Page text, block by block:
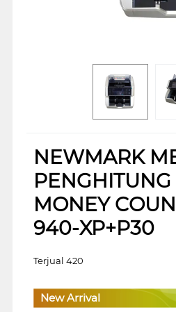
NEWMARK
MONEY
940-XP+P30
Terjual 420
New Arrival